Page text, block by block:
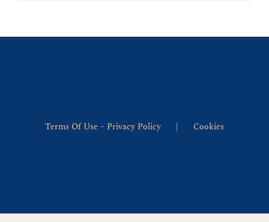
Terms Of Use – Privacy Policy Cookies